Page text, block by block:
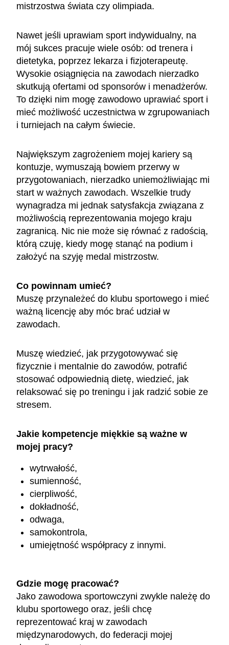
mistrzostwa świata czy olimpiada.
Nawet jeśli uprawiam sport indywidualny, na
mój sukces pracuje wiele osób: od trenera i
dietetyka, poprzez lekarza i fizjoterapeutę.
Wysokie osiągnięcia na zawodach nierzadko
skutkują ofertami od sponsorów i menadżerów.
To dzięki nim mogę zawodowo uprawiać sport i
mieć możliwość uczestnictwa w zgrupowaniach
i turniejach na całym świecie.
Największym zagrożeniem mojej kariery są
kontuzje, wymuszają bowiem przerwy w
przygotowaniach, nierzadko uniemożliwiając mi
start w ważnych zawodach. Wszelkie trudy
wynagradza mi jednak satysfakcja związana z
możliwością reprezentowania mojego kraju
zagranicą. Nic nie może się równać z radością,
którą czuję, kiedy mogę stanąć na podium i
założyć na szyję medal mistrzostw.
Co powinnam umieć?
Muszę przynależeć do klubu sportowego i mieć
ważną licencję aby móc brać udział w
zawodach.
Muszę wiedzieć, jak przygotowywać się
fizycznie i mentalnie do zawodów, potrafić
stosować odpowiednią dietę, wiedzieć, jak
relaksować się po treningu i jak radzić sobie ze
stresem.
Jakie kompetencje miękkie są ważne w
mojej pracy?
wytrwałość,
sumienność,
cierpliwość,
dokładność,
odwaga,
samokontrola,
umiejętność współpracy z innymi.
Gdzie mogę pracować?
Jako zawodowa sportowczyni zwykle należę do
klubu sportowego oraz, jeśli chcę
reprezentować kraj w zawodach
międzynarodowych, do federacji mojej